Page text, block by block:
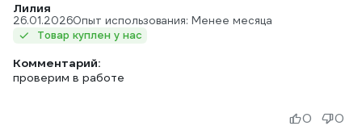
Лилия
26.01.2026Опыт использования: Менее месяца
Товар куплен у нас
Комментарий:
проверим в работе
0 0